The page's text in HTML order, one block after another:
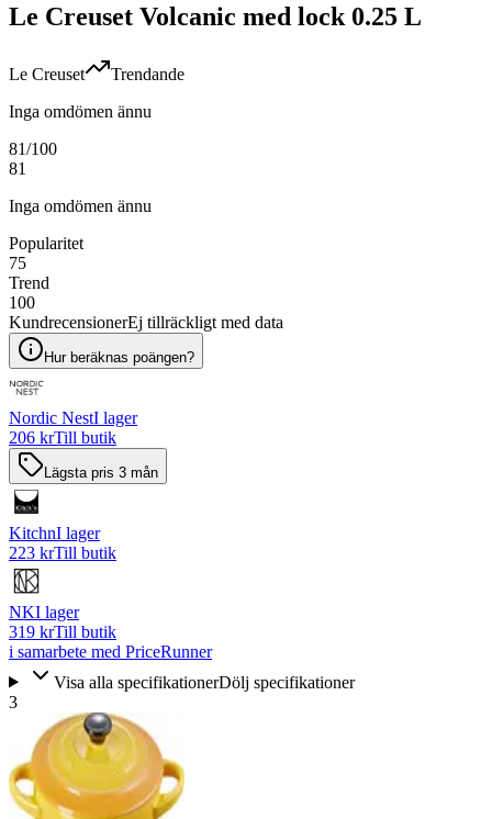
Le Creuset Volcanic med lock 0.25 L
Le Creuset
Trendande
Inga omdömen ännu
81/100
81
Inga omdömen ännu
Popularitet
75
Trend
100
KundrecensionerEj tillräckligt med data
Hur beräknas poängen?
Nordic NestI lager
206 krTill butik
Lägsta pris 3 mån
KitchnI lager
223 krTill butik
NKI lager
319 krTill butik
i samarbete med PriceRunner
Visa alla specifikationerDölj specifikationer
3